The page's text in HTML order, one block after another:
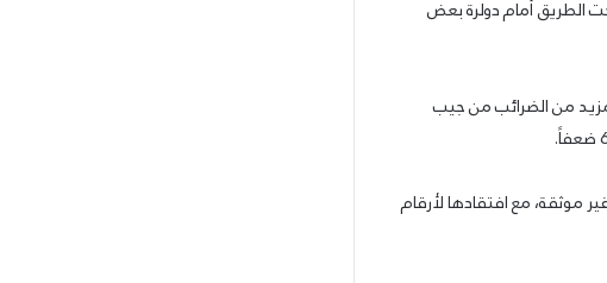
الطريق أمام دولرة بعض
من الضرائب من جيب
موثقة، مع افتقادها لأرقام